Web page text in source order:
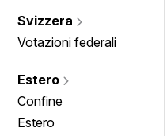
Svizzera
Votazioni federali
Estero
Confine
Estero